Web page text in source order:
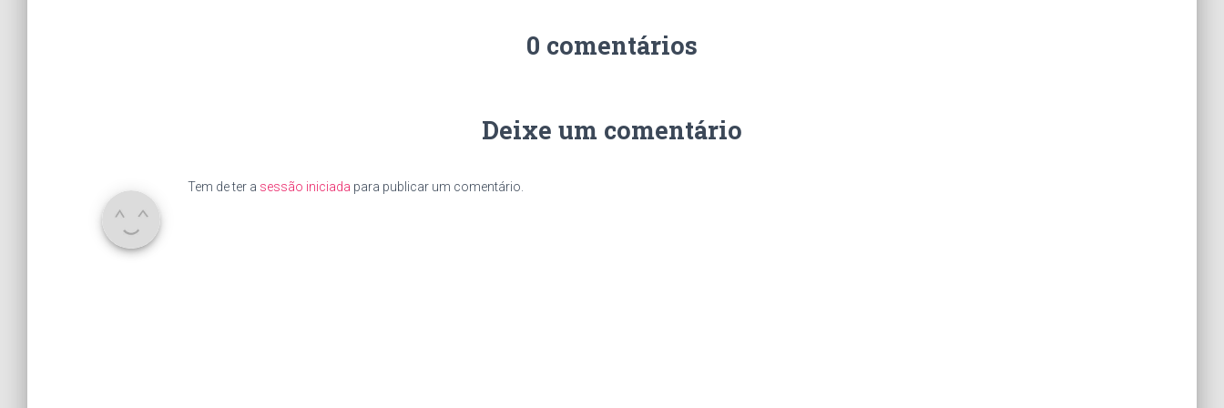
0 comentários
Deixe um comentário
Tem de ter a sessão iniciada para publicar um comentário.